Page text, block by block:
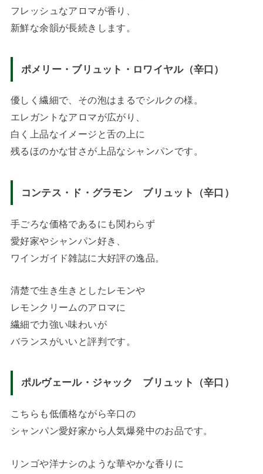
フレッシュなアロマが香り、
新鮮な余韻が長続きします。
ポメリー・ブリュット・ロワイヤル（辛口）
優しく繊細で、その泡はまるでシルクの様。
エレガントなアロマが広がり、
白く上品なイメージと舌の上に
残るほのかな甘さが上品なシャンパンです。
コンテス・ド・グラモン ブリュット（辛口）
手ごろな価格であるにも関わらず
愛好家やシャンパン好き、
ワインガイド雑誌に大好評の逸品。
清楚で生き生きとしたレモンや
レモンクリームのアロマに
繊細で力強い味わいが
バランスがいいと評判です。
ポルヴェール・ジャック ブリュット（辛口）
こちらも低価格ながら辛口の
シャンパン愛好家から人気爆発中のお品です。
リンゴや洋ナシのような華やかな香りに